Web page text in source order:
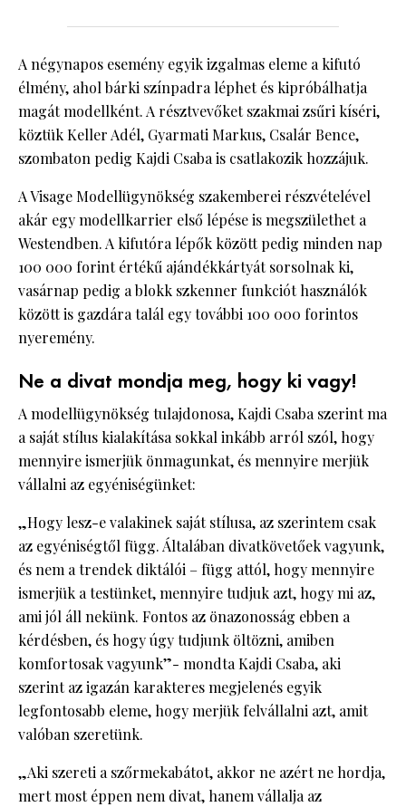
A négynapos esemény egyik izgalmas eleme a kifutó
élmény, ahol bárki színpadra léphet és kipróbálhatja
magát modellként. A résztvevőket szakmai zsűri kíséri,
köztük Keller Adél, Gyarmati Markus, Csalár Bence,
szombaton pedig Kajdi Csaba is csatlakozik hozzájuk.
A Visage Modellügynökség szakemberei részvételével
akár egy modellkarrier első lépése is megszülethet a
Westendben. A kifutóra lépők között pedig minden nap
100 000 forint értékű ajándékkártyát sorsolnak ki,
vasárnap pedig a blokk szkenner funkciót használók
között is gazdára talál egy további 100 000 forintos
nyeremény.
Ne a divat mondja meg, hogy ki vagy!
A modellügynökség tulajdonosa, Kajdi Csaba szerint ma
a saját stílus kialakítása sokkal inkább arról szól, hogy
mennyire ismerjük önmagunkat, és mennyire merjük
vállalni az egyéniségünket:
„Hogy lesz-e valakinek saját stílusa, az szerintem csak
az egyéniségtől függ. Általában divatkövetőek vagyunk,
és nem a trendek diktálói – függ attól, hogy mennyire
ismerjük a testünket, mennyire tudjuk azt, hogy mi az,
ami jól áll nekünk. Fontos az önazonosság ebben a
kérdésben, és hogy úgy tudjunk öltözni, amiben
komfortosak vagyunk”- mondta Kajdi Csaba, aki
szerint az igazán karakteres megjelenés egyik
legfontosabb eleme, hogy merjük felvállalni azt, amit
valóban szeretünk.
„Aki szereti a szőrmekabátot, akkor ne azért ne hordja,
mert most éppen nem divat, hanem vállalja az